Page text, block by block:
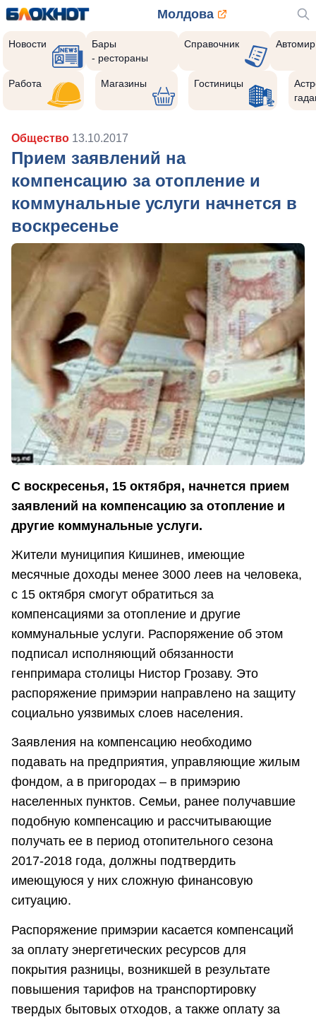
Молдова
Новости
Бары
- рестораны
Справочник Автомир
Работа Магазины Гостиницы
Общество 13.10.2017
Прием заявлений на
компенсацию за отопление и
коммунальные услуги начнется в
воскресенье
С воскресенья, 15 октября, начнется прием
заявлений на компенсацию за отопление и
другие коммунальные услуги.
Жители муниципия Кишинев, имеющие
месячные доходы менее 3000 леев на человека,
с 15 октября смогут обратиться за
компенсациями за отопление и другие
коммунальные услуги. Распоряжение об этом
подписал исполняющий обязанности
генпримара столицы Нистор Грозаву. Это
распоряжение примэрии направлено на защиту
социально уязвимых слоев населения.
Заявления на компенсацию необходимо
подавать на предприятия, управляющие жилым
фондом, а в пригородах – в примэрию
населенных пунктов. Семьи, ранее получавшие
подобную компенсацию и рассчитывающие
получать ее в период отопительного сезона
2017-2018 года, должны подтвердить
имеющуюся у них сложную финансовую
ситуацию.
Распоряжение примэрии касается компенсаций
за оплату энергетических ресурсов для
покрытия разницы, возникшей в результате
повышения тарифов на транспортировку
твердых бытовых отходов, а также оплату за